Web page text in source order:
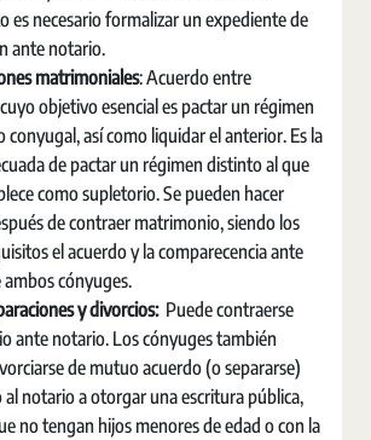
es necesario formalizar un expediente de
ante notario.
matrimoniales: Acuerdo entre
objetivo esencial es pactar un régimen
conyugal, así como liquidar el anterior. Es la
de pactar un régimen distinto al que
como supletorio. Se pueden hacer
de contraer matrimonio, siendo los
el acuerdo y la comparecencia ante
cónyuges.
y divorcios: Puede contraerse
ante notario. Los cónyuges también
de mutuo acuerdo (o separarse)
al notario a otorgar una escritura pública,
no tengan hijos menores de edad o con la